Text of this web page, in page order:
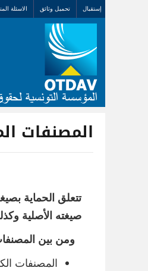
إستقبال تحميل وثائق الاسئلة
المصنفات
تتعلق الحماية
صيغته الأصلية
ومن بين
المصنفات